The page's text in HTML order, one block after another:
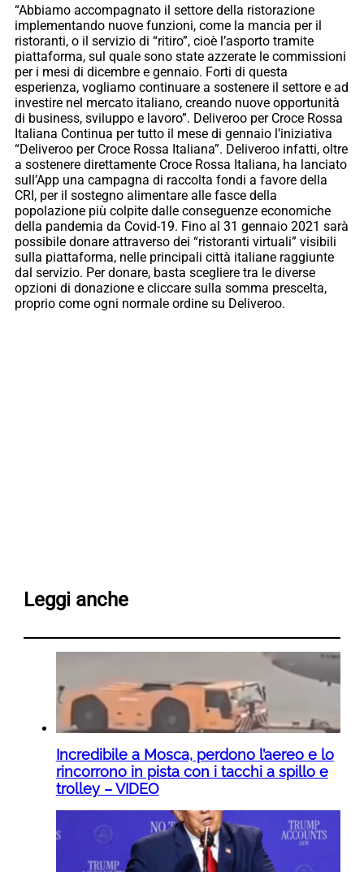
“Abbiamo accompagnato il settore della ristorazione
implementando nuove funzioni, come la mancia per il
ristoranti, o il servizio di “ritiro”, cioè l’asporto tramite
piattaforma, sul quale sono state azzerate le commissioni
per i mesi di dicembre e gennaio. Forti di questa
esperienza, vogliamo continuare a sostenere il settore e ad
investire nel mercato italiano, creando nuove opportunità
di business, sviluppo e lavoro”. Deliveroo per Croce Rossa
Italiana Continua per tutto il mese di gennaio l’iniziativa
“Deliveroo per Croce Rossa Italiana”. Deliveroo infatti, oltre
a sostenere direttamente Croce Rossa Italiana, ha lanciato
sull’App una campagna di raccolta fondi a favore della
CRI, per il sostegno alimentare alle fasce della
popolazione più colpite dalle conseguenze economiche
della pandemia da Covid-19. Fino al 31 gennaio 2021 sarà
possibile donare attraverso dei “ristoranti virtuali” visibili
sulla piattaforma, nelle principali città italiane raggiunte
dal servizio. Per donare, basta scegliere tra le diverse
opzioni di donazione e cliccare sulla somma prescelta,
proprio come ogni normale ordine su Deliveroo.
Leggi anche
Incredibile a Mosca, perdono l’aereo e lo
rincorrono in pista con i tacchi a spillo e
trolley – VIDEO